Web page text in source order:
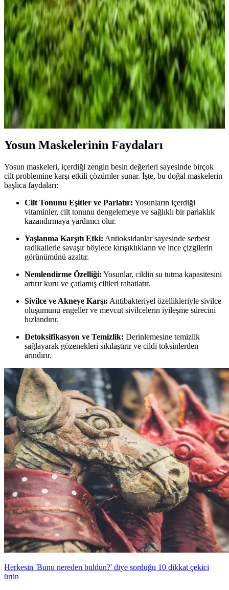
Yosun peeling, doğal içeriklerle ciltteki ölü hücreleri nazikçe
temizler, nemlendirir ve yaşlanma belirtilerini azaltır. Evde kolayca
uygulanan bu yöntemle sağlıklı ve parlak bir cilde ulaşabilirsiniz.
Yosun Yağı ve Kozmetikteki Faydaları: Doğal
Güzellik İçin Güçlü Bir Kaynak
Yosun yağı, deniz yosunlarından elde edilen doğal içerik, cilt ve saç
bakımında elastikiyet, nem ve parlaklık sağlar. Toksin atımını
destekler, yaşlanma belirtilerini azaltır ve doğal güzelliğinizi
korumanıza yardımcı olur.
Yosun Maskelerinin Faydaları
Yosun maskeleri, içerdiği zengin besin değerleri sayesinde birçok
cilt problemine karşı etkili çözümler sunar. İşte, bu doğal maskelerin
başlıca faydaları:
Cilt Tonunu Eşitler ve Parlatır: Yosunların içerdiği
vitaminler, cilt tonunu dengelemeye ve sağlıklı bir parlaklık
kazandırmaya yardımcı olur.
Yaşlanma Karşıtı Etki: Antioksidanlar sayesinde serbest
radikallerle savaşır böylece kırışıklıkların ve ince çizgilerin
görünümünü azaltır.
Nemlendirme Özelliği: Yosunlar, cildin su tutma kapasitesini
artırır kuru ve çatlamış ciltleri rahatlatır.
Sivilce ve Akneye Karşı: Antibakteriyel özellikleriyle sivilce
oluşumunu engeller ve mevcut sivilcelerin iyileşme sürecini
hızlandırır.
Detoksifikasyon ve Temizlik: Derinlemesine temizlik
sağlayarak gözenekleri sıkılaştırır ve cildi toksinlerden
arındırır.
Herkesin 'Bunu nereden buldun?' diye sorduğu 10 dikkat çekici
ürün